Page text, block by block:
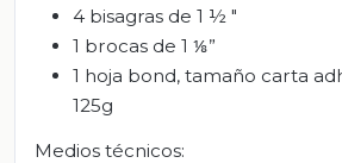
4 bisagras de 1 ½ "
1 brocas de 1 ⅛”
1 hoja bond, tamaño carta
125g
Medios técnicos: